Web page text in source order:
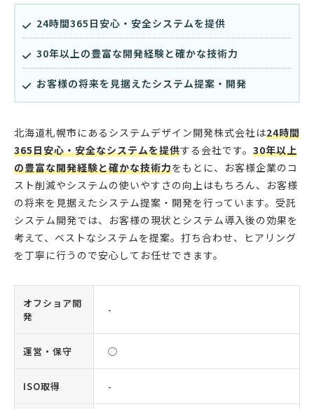
24時間365日安心・安全システムを提供
30年以上の豊富な開発経験と確かな技術力
お客様の将来を見据えたシステム提案・開発
北海道札幌市にあるシステムデザイン開発株式会社は24時間
365日安心・安全なシステムを提供する会社です。 30年以上
の豊富な開発経験と確かな技術力をもとに、お客様企業のコ
スト削減やシステムの使いやすさの向上はもちろん、お客様
の将来を見据えたシステム提案・開発を行っています。受託
システム開発では、お客様の現状とシステム導入後の効果を
考えて、ベストなシステムを提案。打ち合わせ、ヒアリング
を丁寧に行うので安心してお任せできます。
オフショア開
発
-
運営・保守 ◯
ISO取得 -